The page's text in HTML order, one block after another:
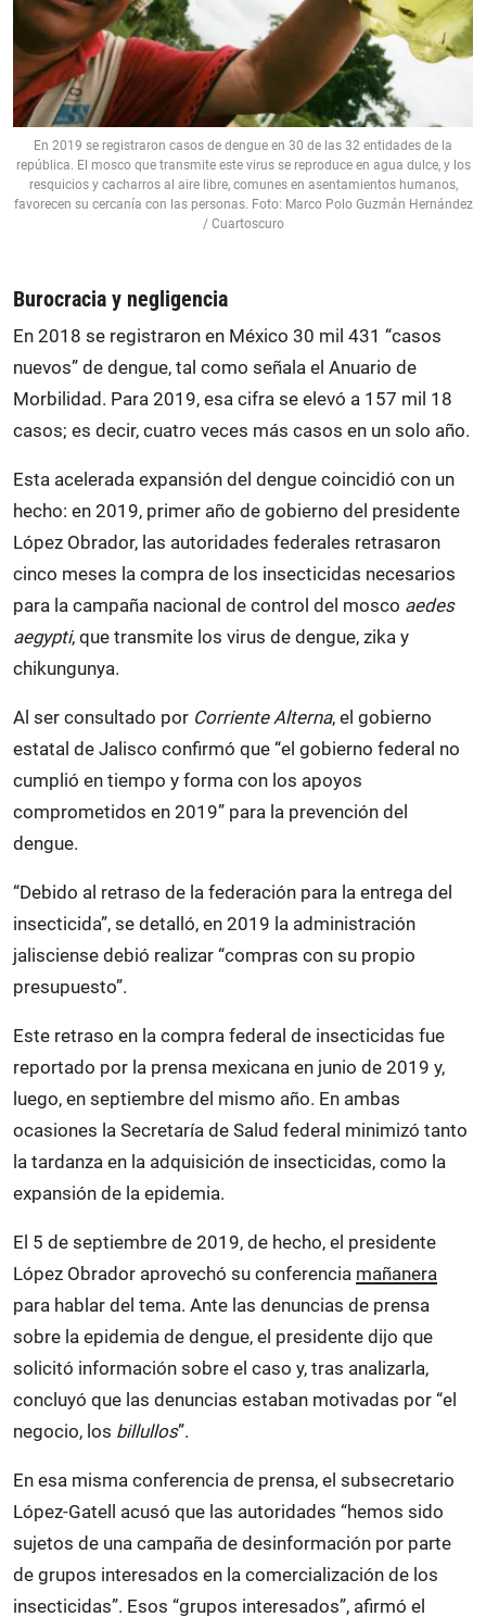
En 2019 se registraron casos de dengue en 30 de las 32 entidades de la
república. El mosco que transmite este virus se reproduce en agua dulce, y los
resquicios y cacharros al aire libre, comunes en asentamientos humanos,
favorecen su cercanía con las personas. Foto: Marco Polo Guzmán Hernández
/ Cuartoscuro
Burocracia y negligencia
En 2018 se registraron en México 30 mil 431 “casos
nuevos” de dengue, tal como señala el Anuario de
Morbilidad. Para 2019, esa cifra se elevó a 157 mil 18
casos; es decir, cuatro veces más casos en un solo año.
Esta acelerada expansión del dengue coincidió con un
hecho: en 2019, primer año de gobierno del presidente
López Obrador, las autoridades federales retrasaron
cinco meses la compra de los insecticidas necesarios
para la campaña nacional de control del mosco aedes
aegypti, que transmite los virus de dengue, zika y
chikungunya.
Al ser consultado por Corriente Alterna, el gobierno
estatal de Jalisco confirmó que “el gobierno federal no
cumplió en tiempo y forma con los apoyos
comprometidos en 2019” para la prevención del
dengue.
“Debido al retraso de la federación para la entrega del
insecticida”, se detalló, en 2019 la administración
jalisciense debió realizar “compras con su propio
presupuesto”.
Este retraso en la compra federal de insecticidas fue
reportado por la prensa mexicana en junio de 2019 y,
luego, en septiembre del mismo año. En ambas
ocasiones la Secretaría de Salud federal minimizó tanto
la tardanza en la adquisición de insecticidas, como la
expansión de la epidemia.
El 5 de septiembre de 2019, de hecho, el presidente
López Obrador aprovechó su conferencia mañanera
para hablar del tema. Ante las denuncias de prensa
sobre la epidemia de dengue, el presidente dijo que
solicitó información sobre el caso y, tras analizarla,
concluyó que las denuncias estaban motivadas por “el
negocio, los billullos”.
En esa misma conferencia de prensa, el subsecretario
López-Gatell acusó que las autoridades “hemos sido
sujetos de una campaña de desinformación por parte
de grupos interesados en la comercialización de los
insecticidas”. Esos “grupos interesados”, afirmó el